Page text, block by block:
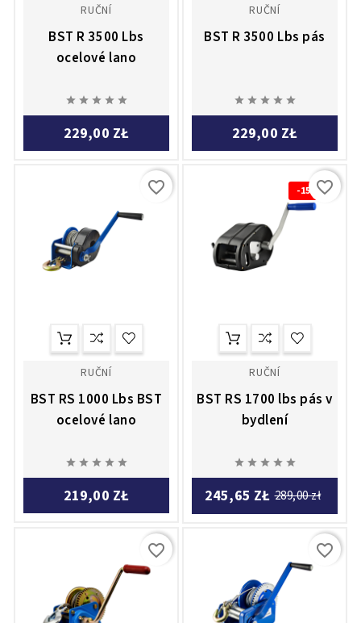
RUČNÍ
BST R 3500 Lbs
ocelové lano
    
229,00 ZŁ
RUČNÍ
BST R 3500 Lbs pás
    
229,00 ZŁ
RUČNÍ
BST RS 1000 Lbs BST
ocelové lano
    
219,00 ZŁ
favorite_border -15%
RUČNÍ
BST RS 1700 lbs pás v
bydlení
    
245,65 ZŁ 289,00 zł
favorite_border
favorite_border favorite_border